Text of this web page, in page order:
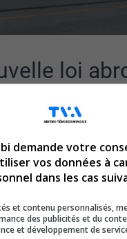
loi
à
s’attire
de
surtout les
demande votre
vos données à
dans les cas
et contenu personnalisés,
des publicités et du
et développement de